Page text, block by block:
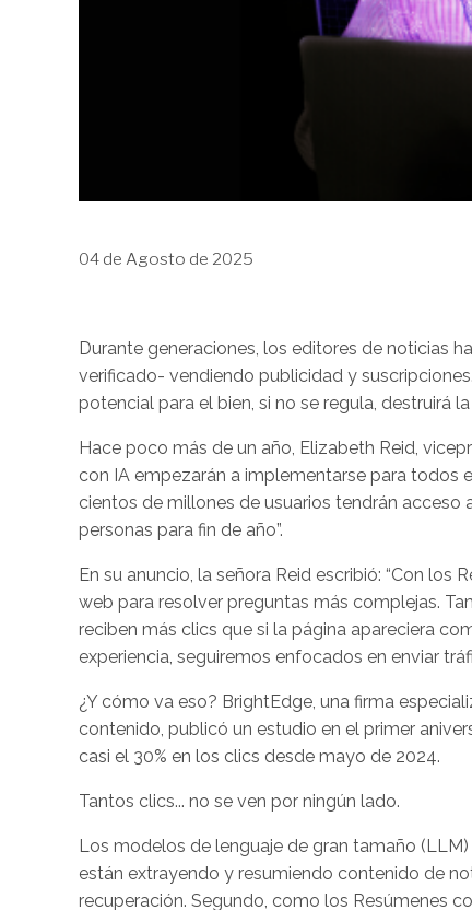
04 de Agosto de 2025
Durante generaciones, los editores de noticias
verificado- vendiendo publicidad y
potencial para el bien, si no se regula, destruirá
Hace poco más de un año, Elizabeth Reid,
con IA empezarán a implementarse para todos
cientos de millones de usuarios tendrán acceso
personas para fin de año”.
En su anuncio, la señora Reid escribió: “Con los
web para resolver preguntas más complejas.
reciben más clics que si la página apareciera
experiencia, seguiremos enfocados en enviar
¿Y cómo va eso? BrightEdge, una firma
contenido, publicó un estudio en el primer
casi el 30% en los clics desde mayo de 2024.
Tantos clics... no se ven por ningún lado.
Los modelos de lenguaje de gran tamaño
están extrayendo y resumiendo contenido de
recuperación. Segundo, como los Resúmenes